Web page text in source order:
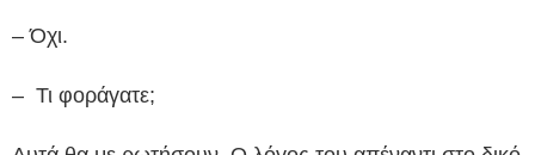
– Όχι.
– Τι φοράγατε;